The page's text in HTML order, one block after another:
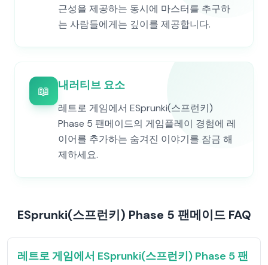
근성을 제공하는 동시에 마스터를 추구하
는 사람들에게는 깊이를 제공합니다.
📖 내러티브 요소
레트로 게임에서 ESprunki(스프런키)
Phase 5 팬메이드의 게임플레이 경험에 레
이어를 추가하는 숨겨진 이야기를 잠금 해
제하세요.
ESprunki(스프런키) Phase 5 팬메이드 FAQ
레트로 게임에서 ESprunki(스프런키) Phase 5 팬